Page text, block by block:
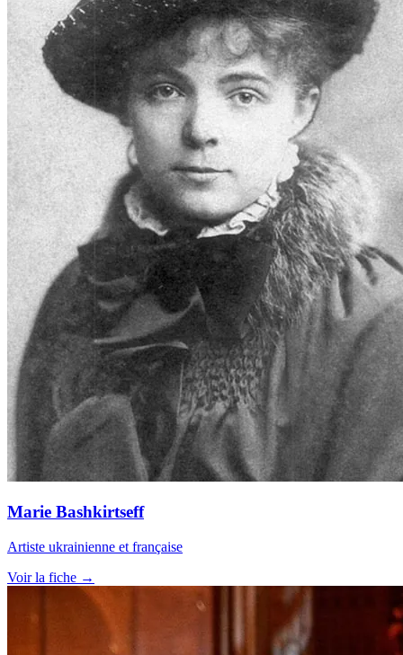
Marie Bashkirtseff
Artiste ukrainienne et française
Voir la fiche →